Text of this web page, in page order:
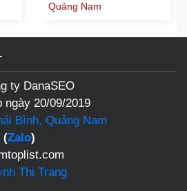
Quảng Nam
ty DanaSEO
ngày 20/09/2019
Bình, Quảng Nam
(Zalo)
Thị Trang